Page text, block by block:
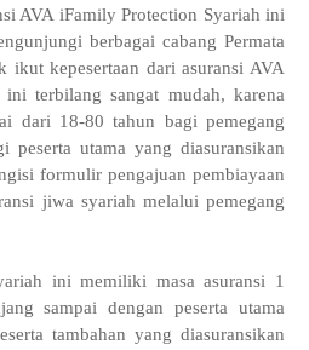
AVA iFamily Protection Syariah ini
berbagai cabang Permata
ikut kepesertaan dari asuransi AVA
terbilang sangat mudah, karena
dari 18-80 tahun bagi pemegang
utama yang diasuransikan
formulir pengajuan pembiayaan
jiwa syariah melalui pemegang
ini memiliki masa asuransi 1
sampai dengan peserta utama
tambahan yang diasuransikan